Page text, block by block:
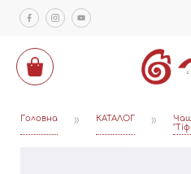
Головна » КАТАЛОГ »